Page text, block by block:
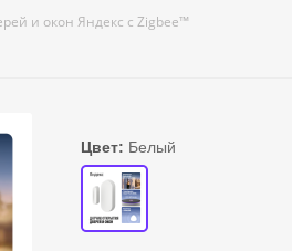
и окон Яндекс с Zigbee™
Цвет: Белый